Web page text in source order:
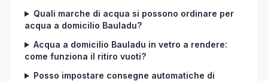
Quali marche di acqua si possono ordinare per
acqua a domicilio Bauladu?
Acqua a domicilio Bauladu in vetro a rendere:
come funziona il ritiro vuoti?
Posso impostare consegne automatiche di